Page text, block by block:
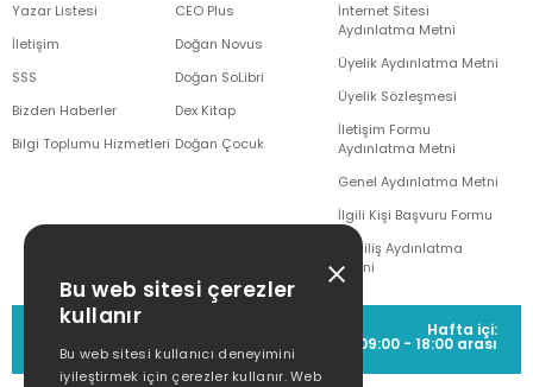
Yazar Listesi
İletişim
SSS
Bizden Haberler
Bilgi Toplumu Hizmetleri
CEO Plus
Doğan Novus
Doğan SoLibri
Dex Kitap
Doğan Çocuk
İnternet Sitesi
Aydınlatma Metni
Üyelik Aydınlatma Metni
Üyelik Sözleşmesi
İletişim Formu
Aydınlatma Metni
Genel Aydınlatma Metni
İlgili Kişi Başvuru Formu
Çekiliş Aydınlatma
Metni
MÜŞTERİ HİZMETLERİ
(0212) 373 77 00
Hafta içi:
09:00 - 18:00 arası
Bu web sitesi çerezler
kullanır
Bu web sitesi kullanıcı deneyimini
iyileştirmek için çerezler kullanır. Web